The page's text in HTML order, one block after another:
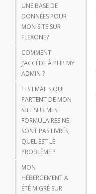
UNE BASE DE
DONNÉES POUR
MON SITE SUR
FLEXONE?
COMMENT
J’ACCÈDE À PHP MY
ADMIN ?
LES EMAILS QUI
PARTENT DE MON
SITE SUR MES
FORMULAIRES NE
SONT PAS LIVRÉS,
QUEL EST LE
PROBLÈME ?
MON
HÉBERGEMENT A
ÉTÉ MIGRÉ SUR